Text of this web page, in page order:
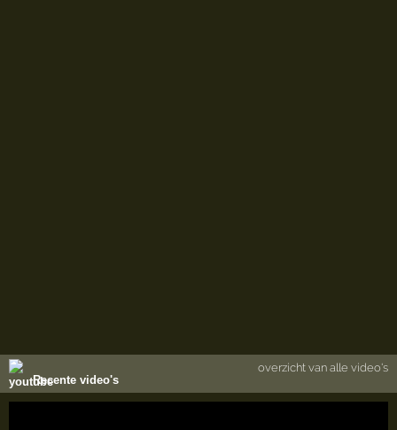
Recente video's
overzicht van alle video's